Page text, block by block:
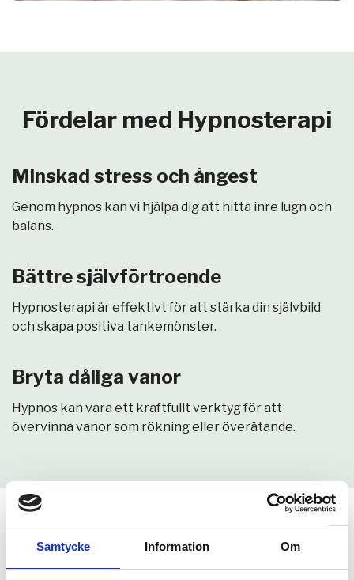
Samtycke Information Om
Fördelar med Hypnosterapi
Minskad stress och ångest
Genom hypnos kan vi hjälpa dig att hitta inre lugn och
balans.
Bättre självförtroende
Hypnosterapi är effektivt för att stärka din självbild
och skapa positiva tankemönster.
Bryta dåliga vanor
Hypnos kan vara ett kraftfullt verktyg för att
övervinna vanor som rökning eller överätande.
Hur går det till?